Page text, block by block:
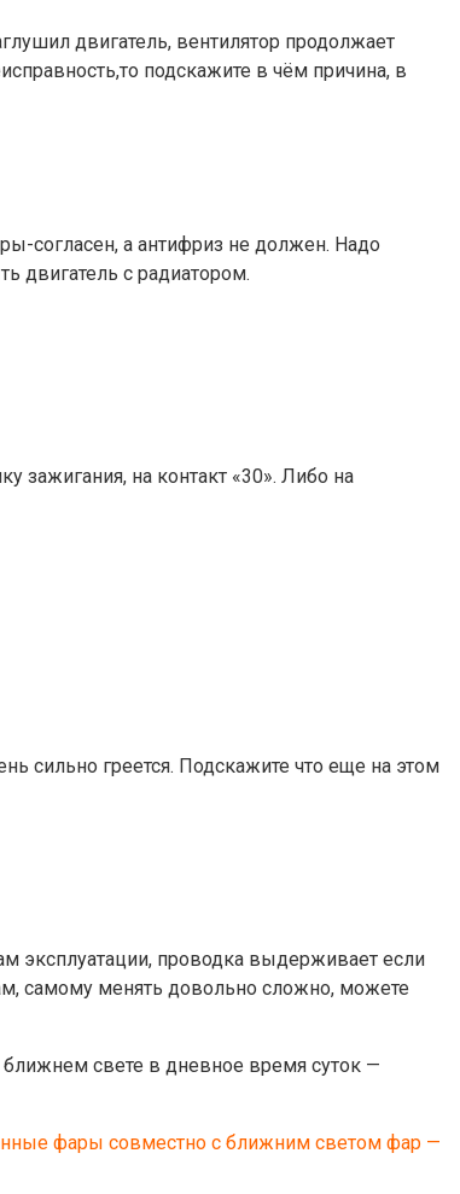
двигатель, вентилятор продолжает
подскажите в чём причина, в
согласен, а антифриз не должен. Надо
двигатель с радиатором.
зажигания, на контакт «30». Либо на
сильно греется. Подскажите что еще на этом
эксплуатации, проводка выдерживает если
самому менять довольно сложно, можете
ближнем свете в дневное время суток —
фары совместно с ближним светом фар —